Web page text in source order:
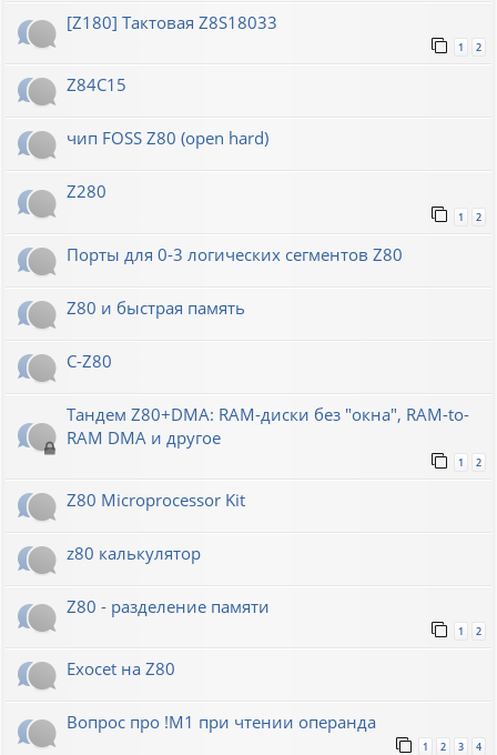
[Z180] Тактовая Z8S18033
1 2
Z84C15
чип FOSS Z80 (open hard)
Z280
1 2
Порты для 0-3 логических сегментов Z80
Z80 и быстрая память
C-Z80
Тандем Z80+DMA: RAM-диски без "окна", RAM-to-
RAM DMA и другое
1 2
Z80 Microprocessor Kit
z80 калькулятор
Z80 - разделение памяти
1 2
Exocet на Z80
Вопрос про !M1 при чтении операнда
1 2 3 4